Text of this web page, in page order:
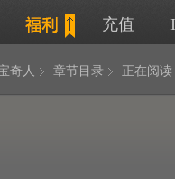
充值
奇人 章节目录 正在阅读